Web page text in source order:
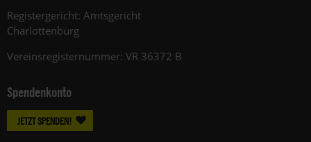
Registergericht: Amtsgericht
Charlottenburg
Vereinsregisternummer: VR 36372 B
Spendenkonto
JETZT SPENDEN!